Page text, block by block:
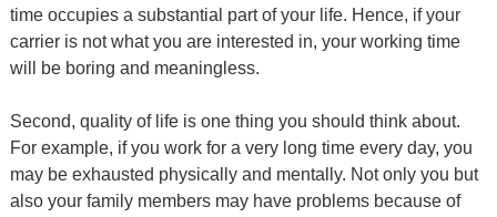
time occupies a substantial part of your life. Hence, if your
carrier is not what you are interested in, your working time
will be boring and meaningless.
Second, quality of life is one thing you should think about.
For example, if you work for a very long time every day, you
may be exhausted physically and mentally. Not only you but
also your family members may have problems because of